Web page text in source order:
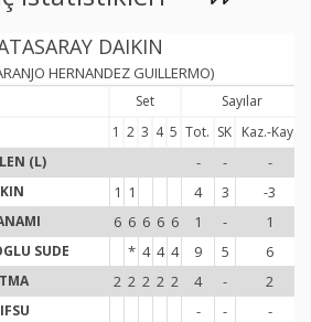
DAIKIN
HERNANDEZ GUILLERMO)
Set
Sayılar
1 2 3 4 5 Tot. SK Kaz.-Kay.
(L) - - -
1 1 4 3 -3
6 6 6 6 6 1 - 1
SUDE * 4 4 4 9 5 6
2 2 2 2 2 4 - 2
- - -